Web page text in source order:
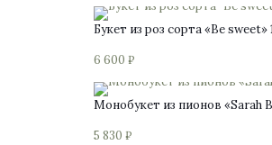
Букет из роз сорта «Be sweet»
6 600 ₽
Монобукет из пионов «Sarah
5 830 ₽